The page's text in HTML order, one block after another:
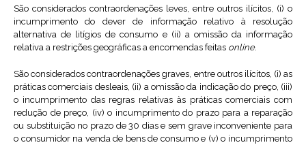
São considerados contraordenações leves, entre outros ilícitos, (i) o
incumprimento do dever de informação relativo à resolução
alternativa de litígios de consumo e (ii) a omissão da informação
relativa a restrições geográficas a encomendas feitas online.
São considerados contraordenações graves, entre outros ilícitos, (i) as
práticas comerciais desleais, (ii) a omissão da indicação do preço, (iii)
o incumprimento das regras relativas às práticas comerciais com
redução de preço, (iv) o incumprimento do prazo para a reparação
ou substituição no prazo de 30 dias e sem grave inconveniente para
o consumidor na venda de bens de consumo e (v) o incumprimento